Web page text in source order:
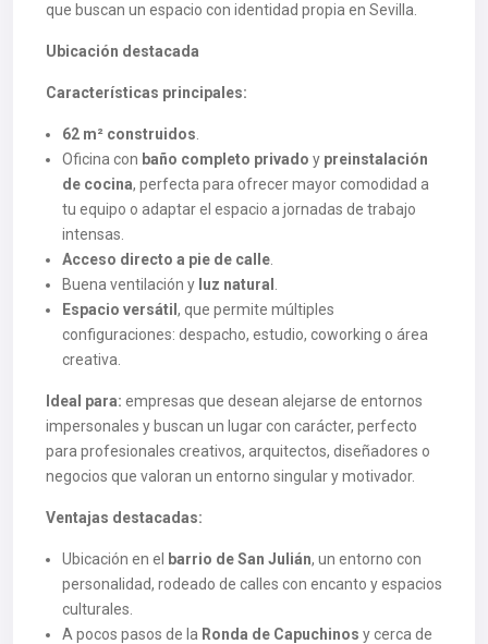
que buscan un espacio con identidad propia en Sevilla.
Ubicación destacada
Características principales:
62 m² construidos
Oficina con baño completo privado y preinstalación
de cocina, perfecta para ofrecer mayor comodidad a
tu equipo o adaptar el espacio a jornadas de trabajo
intensas.
Acceso directo a pie de calle
Buena ventilación y luz natural
Espacio versátil , que permite múltiples
configuraciones: despacho, estudio, coworking o área
creativa.
Ideal para: empresas que desean alejarse de entornos
impersonales y buscan un lugar con carácter, perfecto
para profesionales creativos, arquitectos, diseñadores o
negocios que valoran un entorno singular y motivador.
Ventajas destacadas:
Ubicación en el barrio de San Julián, un entorno con
personalidad, rodeado de calles con encanto y espacios
culturales.
A pocos pasos de la Ronda de Capuchinos y cerca de